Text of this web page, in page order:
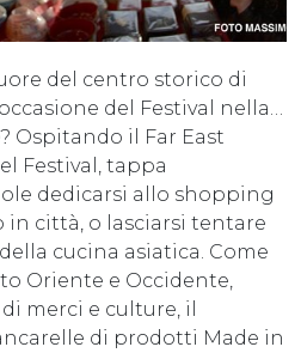
del centro storico di
del Festival nella…
Ospitando il Far East
Festival, tappa
dedicarsi allo shopping
in città, o lasciarsi tentare
cucina asiatica. Come
Oriente e Occidente,
merci e culture, il
di prodotti Made in